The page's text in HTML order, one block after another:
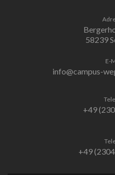
58239
E-
info@campus-
+49
+49